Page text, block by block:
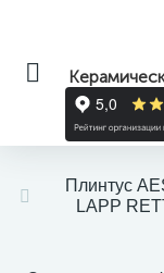
Плинтус
LAPP